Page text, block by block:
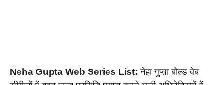
Neha Gupta Web Series List: नेहा गुप्ता बोल्ड वेब